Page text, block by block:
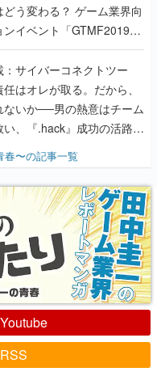
う変わる？ ゲーム業界向
ンイベント「GTMF2019」
解を深めよう【PR】
：サイバーコネクトツー
はオレが取る。だから、
ないか──男の熱意はチーム
、『.hack』成功の活路を
色だった【若ゲのいた
春〜の記事一覧
Youtube
RSS